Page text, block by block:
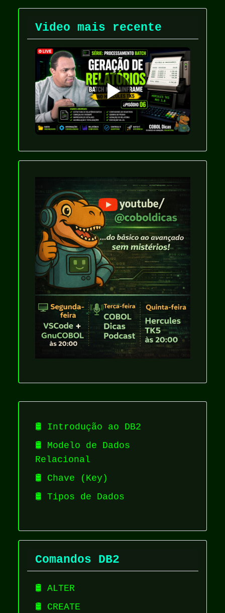
🛢️ Introdução ao DB2
🛢️ Modelo de Dados
Relacional
🛢️ Chave (Key)
🛢️ Tipos de Dados
Comandos DB2
🛢️ ALTER
🛢️ CREATE
Video mais recente